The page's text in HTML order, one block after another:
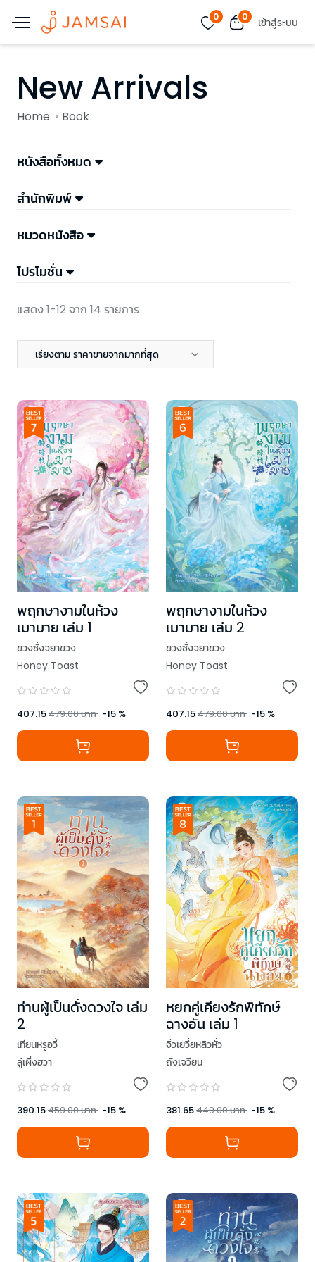
0 0 เข้าสู่ระบบ
New Arrivals
Home Book
หนังสือทั้งหมด
สำนักพิมพ์
หมวดหนังสือ
โปรโมชั่น
แสดง 1-12 จาก 14 รายการ
เรียงตาม ราคาขายจากมากที่สุด
พฤกษางามในห้วง
เมามาย เล่ม 1
ขวงซั่งจยาขวง
Honey Toast
407.15479.00บาท -15 %
พฤกษางามในห้วง
เมามาย เล่ม 2
ขวงซั่งจยาขวง
Honey Toast
407.15479.00บาท -15 %
ท่านผู้เป็นดั่งดวงใจ เล่ม
2
เทียนหรูอวี้
ลู่เผิ่งฮวา
390.15459.00บาท -15 %
หยกคู่เคียงรักพิทักษ์
ฉางอัน เล่ม 1
จิ่วเยวี่ยหลิวหั่ว
ถังเจวียน
381.65449.00บาท -15 %